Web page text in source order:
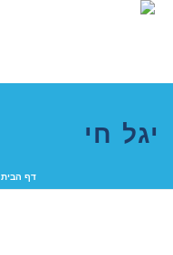
יגל חי
דף הבית